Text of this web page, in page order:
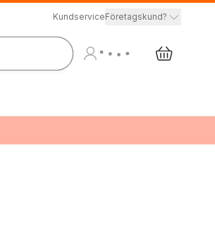
KundserviceFöretagskund?